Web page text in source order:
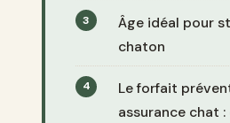
Âge idéal pour
chaton
Le forfait
assurance chat